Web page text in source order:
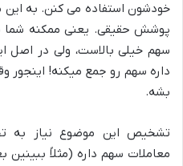
خودشون استفاده می کنن. به این
پوشش حقیقی. یعنی ممکنه شما
سهم خیلی بالاست، ولی در اصل
داره سهم رو جمع میکنه! اینجور
بشه.
تشخیص این موضوع نیاز به
معاملات سهم داره (مثلاً ببینین